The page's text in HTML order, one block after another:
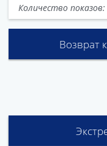
Количество
Возврат